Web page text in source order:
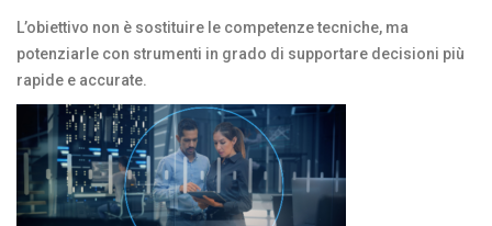
L’obiettivo non è sostituire le competenze tecniche, ma
potenziarle con strumenti in grado di supportare decisioni più
rapide e accurate.